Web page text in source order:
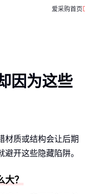
爱采购首页
因为这些
材质或结构会让后期
开这些隐藏陷阱。
大？